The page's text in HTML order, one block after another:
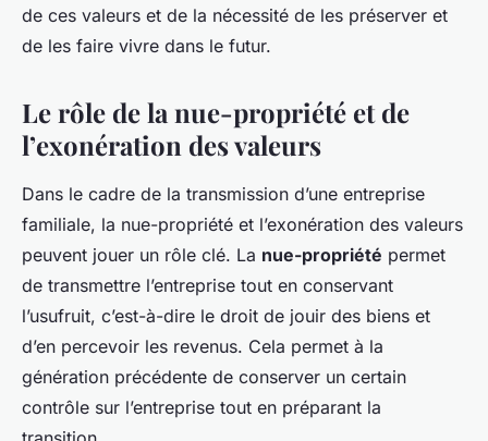
de ces valeurs et de la nécessité de les préserver et
de les faire vivre dans le futur.
Le rôle de la nue-propriété et de
l’exonération des valeurs
Dans le cadre de la transmission d’une entreprise
familiale, la nue-propriété et l’exonération des valeurs
peuvent jouer un rôle clé. La nue-propriété permet
de transmettre l’entreprise tout en conservant
l’usufruit, c’est-à-dire le droit de jouir des biens et
d’en percevoir les revenus. Cela permet à la
génération précédente de conserver un certain
contrôle sur l’entreprise tout en préparant la